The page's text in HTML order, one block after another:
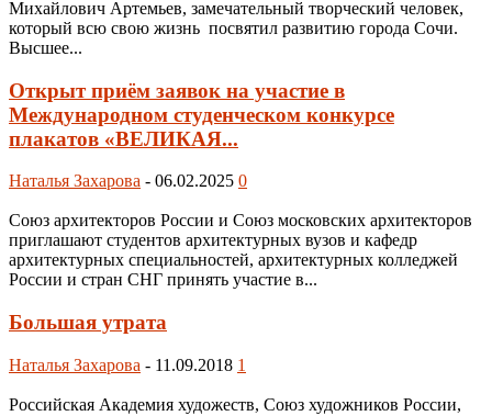
Михайлович Артемьев, замечательный творческий человек,
который всю свою жизнь посвятил развитию города Сочи.
Высшее...
Открыт приём заявок на участие в
Международном студенческом конкурсе
плакатов «ВЕЛИКАЯ...
Наталья Захарова - 06.02.2025 0
Союз архитекторов России и Союз московских архитекторов
приглашают студентов архитектурных вузов и кафедр
архитектурных специальностей, архитектурных колледжей
России и стран СНГ принять участие в...
Большая утрата
Наталья Захарова - 11.09.2018 1
Российская Академия художеств, Союз художников России,